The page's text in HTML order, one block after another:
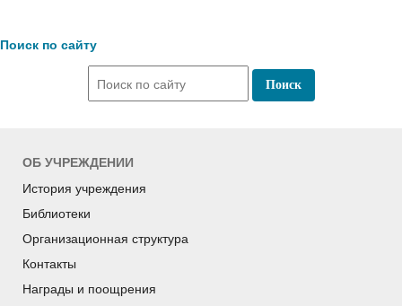
Поиск по сайту
ОБ УЧРЕЖДЕНИИ
История учреждения
Библиотеки
Организационная структура
Контакты
Награды и поощрения